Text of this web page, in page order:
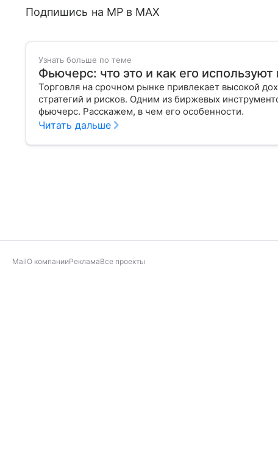
Подпишись на MP в MAX
Узнать больше по теме
Фьючерс: что это и как его
Торговля на срочном рынке привлекает высокой
стратегий и рисков. Одним из биржевых
фьючерс. Расскажем, в чем его особенности.
Читать дальше
MailО компанииРекламаВсе проекты